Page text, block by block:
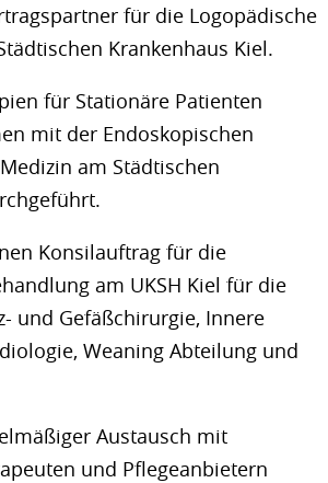
für die Logopädische
Krankenhaus Kiel.
für Stationäre Patienten
mit der Endoskopischen
am Städtischen
Konsilauftrag für die
am UKSH Kiel für die
und Gefäßchirurgie, Innere
Weaning Abteilung und
Austausch mit
und Pflegeanbietern